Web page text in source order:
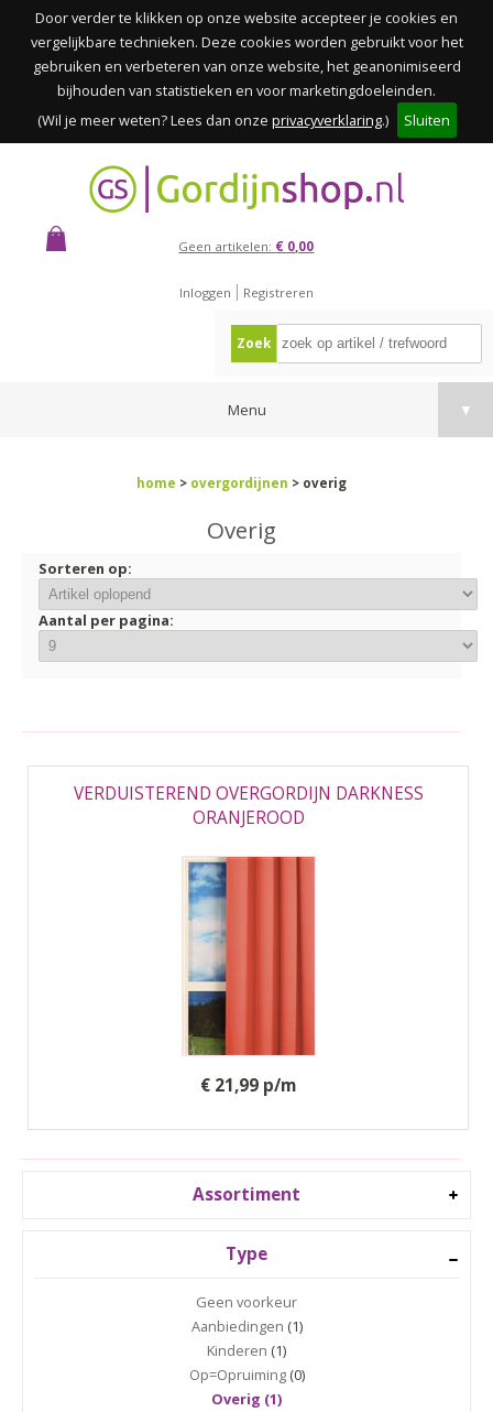
Door verder te klikken op onze website accepteer je cookies en
vergelijkbare technieken. Deze cookies worden gebruikt voor het
gebruiken en verbeteren van onze website, het geanonimiseerd
bijhouden van statistieken en voor marketingdoeleinden.
(Wil je meer weten? Lees dan onze privacyverklaring.) Sluiten
Geen artikelen: € 0,00
Inloggen Registreren
Zoek
Menu ▼
Assortiment
Type
Geen voorkeur
Aanbiedingen (1)
Kinderen (1)
Op=Opruiming(0)
Overig (1)
home > overgordijnen > overig
Overig
Sorteren op:
Aantal per pagina:
VERDUISTEREND OVERGORDIJN DARKNESS
ORANJEROOD
€ 21,99 p/m